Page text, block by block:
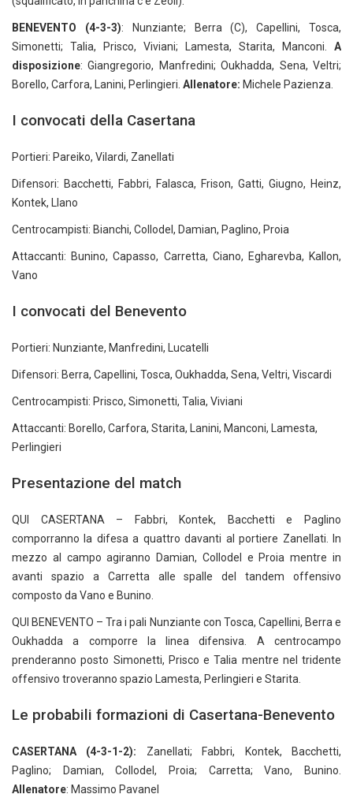
BENEVENTO (4-3-3): Nunziante; Berra (C), Capellini, Tosca,
Simonetti; Talia, Prisco, Viviani; Lamesta, Starita, Manconi. A
disposizione: Giangregorio, Manfredini; Oukhadda, Sena, Veltri;
Borello, Carfora, Lanini, Perlingieri. Allenatore: Michele Pazienza.
I convocati della Casertana
Portieri: Pareiko, Vilardi, Zanellati
Difensori: Bacchetti, Fabbri, Falasca, Frison, Gatti, Giugno, Heinz,
Kontek, Llano
Centrocampisti: Bianchi, Collodel, Damian, Paglino, Proia
Attaccanti: Bunino, Capasso, Carretta, Ciano, Egharevba, Kallon,
Vano
I convocati del Benevento
Portieri: Nunziante, Manfredini, Lucatelli
Difensori: Berra, Capellini, Tosca, Oukhadda, Sena, Veltri, Viscardi
Centrocampisti: Prisco, Simonetti, Talia, Viviani
Attaccanti: Borello, Carfora, Starita, Lanini, Manconi, Lamesta,
Perlingieri
Presentazione del match
QUI CASERTANA – Fabbri, Kontek, Bacchetti e Paglino
comporranno la difesa a quattro davanti al portiere Zanellati. In
mezzo al campo agiranno Damian, Collodel e Proia mentre in
avanti spazio a Carretta alle spalle del tandem offensivo
composto da Vano e Bunino.
QUI BENEVENTO – Tra i pali Nunziante con Tosca, Capellini, Berra e
Oukhadda a comporre la linea difensiva. A centrocampo
prenderanno posto Simonetti, Prisco e Talia mentre nel tridente
offensivo troveranno spazio Lamesta, Perlingieri e Starita.
Le probabili formazioni di Casertana-Benevento
CASERTANA (4-3-1-2): Zanellati; Fabbri, Kontek, Bacchetti,
Paglino; Damian, Collodel, Proia; Carretta; Vano, Bunino.
Allenatore: Massimo Pavanel